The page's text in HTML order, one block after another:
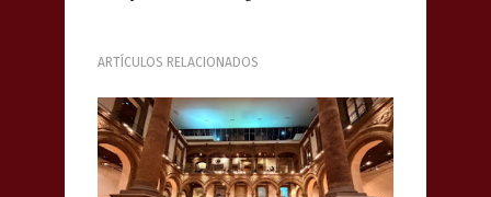
ARTÍCULOS RELACIONADOS